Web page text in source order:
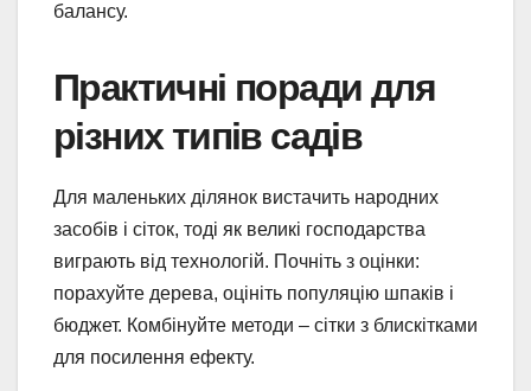
балансу.
Практичні поради для
різних типів садів
Для маленьких ділянок вистачить народних
засобів і сіток, тоді як великі господарства
виграють від технологій. Почніть з оцінки:
порахуйте дерева, оцініть популяцію шпаків і
бюджет. Комбінуйте методи – сітки з блискітками
для посилення ефекту.